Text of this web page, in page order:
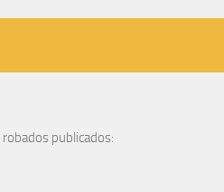
publicados: